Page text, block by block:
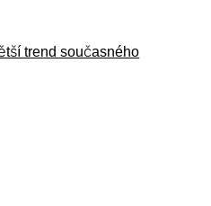
trend současného